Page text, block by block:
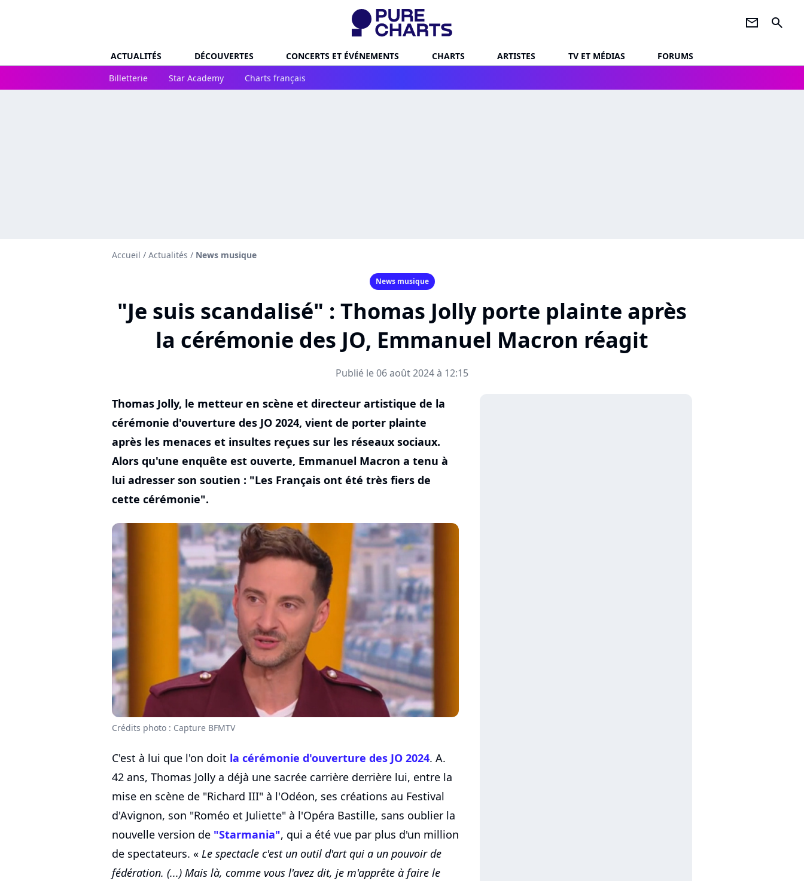
newsletter search
ACTUALITÉS DÉCOUVERTES CONCERTS ET ÉVÉNEMENTS CHARTS ARTISTES TV ET MÉDIAS
FORUMS
Billetterie
Star Academy Charts français
Accueil / Actualités / News musique
News musique
"Je suis scandalisé" : Thomas Jolly porte plainte après
la cérémonie des JO, Emmanuel Macron réagit
Publié le 06 août 2024 à 12:15
Thomas Jolly, le metteur en scène et directeur artistique de la
cérémonie d'ouverture des JO 2024, vient de porter plainte
après les menaces et insultes reçues sur les réseaux sociaux.
Alors qu'une enquête est ouverte, Emmanuel Macron a tenu à
lui adresser son soutien : "Les Français ont été très fiers de
cette cérémonie".
Crédits photo : Capture BFMTV
C'est à lui que l'on doit la cérémonie d'ouverture des JO 2024. A.
42 ans, Thomas Jolly a déjà une sacrée carrière derrière lui, entre la
mise en scène de "Richard III" à l'Odéon, ses créations au Festival
d'Avignon, son "Roméo et Juliette" à l'Opéra Bastille, sans oublier la
nouvelle version de "Starmania", qui a été vue par plus d'un million
de spectateurs. « Le spectacle c'est un outil d'art qui a un pouvoir de
fédération. (...) Mais là, comme vous l'avez dit, je m'apprête à faire le